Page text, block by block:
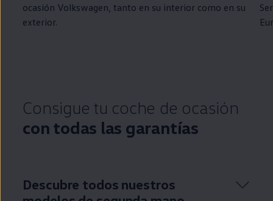
ocasión Volkswagen, tanto en su interior como en su
exterior.
Consigue tu coche de ocasión
con todas las garantías
Descubre todos nuestros